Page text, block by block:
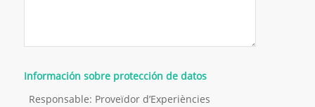
Información sobre protección de datos
Responsable: Proveïdor d’Experiències